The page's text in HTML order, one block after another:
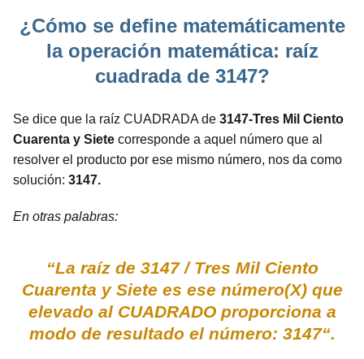
¿Cómo se define matemáticamente
la operación matemática: raíz
cuadrada de 3147?
Se dice que la raíz CUADRADA de 3147-Tres Mil Ciento
Cuarenta y Siete corresponde a aquel número que al
resolver el producto por ese mismo número, nos da como
solución: 3147.
En otras palabras:
“La raíz de 3147 / Tres Mil Ciento
Cuarenta y Siete es ese número(X) que
elevado al CUADRADO proporciona a
modo de resultado el número: 3147“.